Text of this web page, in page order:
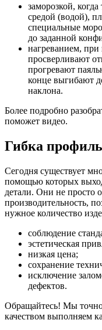
заморозкой,
средой (водой),
специальные
до заданной
нагреванием, при
просверливают
прогревают
конце выгибают
наклона.
Более подробно
поможет видео.
Гибка
Сегодня существует
помощью которых
детали. Они не просто
производительность,
нужное количество
соблюдение
эстетическая
низкая цена;
сохранение
исключение
дефектов.
Обращайтесь! Мы
качеством выполняем